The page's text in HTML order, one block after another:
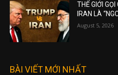
THẾ GIỚI
IRAN LÀ
August 5, 2026
BÀI VIẾT MỚI NHẤT